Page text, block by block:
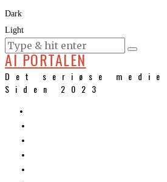
Dark
Light
KURSER
AI PORTALEN
Det seriøse
Siden 2023